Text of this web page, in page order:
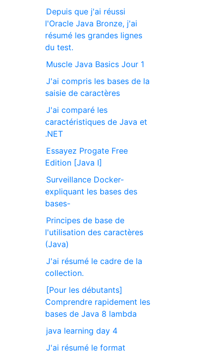
Depuis que j'ai réussi
l'Oracle Java Bronze, j'ai
résumé les grandes lignes
du test.
Muscle Java Basics Jour 1
J'ai compris les bases de la
saisie de caractères
J'ai comparé les
caractéristiques de Java et
.NET
Essayez Progate Free
Edition [Java I]
Surveillance Docker-
expliquant les bases des
bases-
Principes de base de
l'utilisation des caractères
(Java)
J'ai résumé le cadre de la
collection.
[Pour les débutants]
Comprendre rapidement les
bases de Java 8 lambda
java learning day 4
J'ai résumé le format